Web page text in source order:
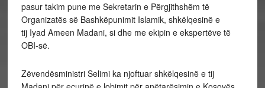
pasur takim pune me Sekretarin e Përgjithshëm të
Organizatës së Bashkëpunimit Islamik, shkëlqesinë e
tij Iyad Ameen Madani, si dhe me ekipin e ekspertëve të
OBI-së.
Zëvendësministri Selimi ka njoftuar shkëlqesinë e tij